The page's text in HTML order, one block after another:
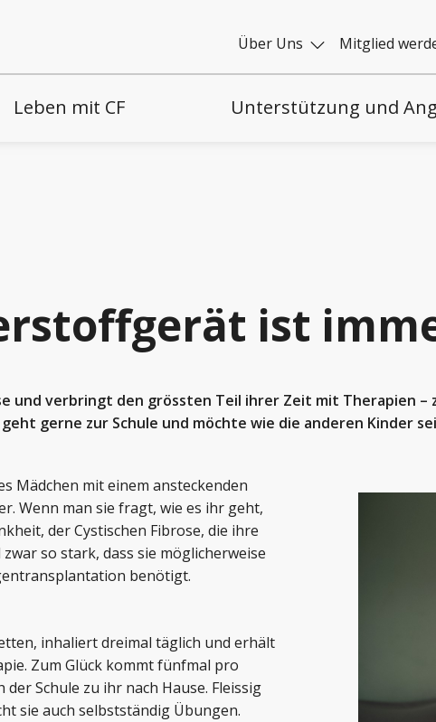
Über Uns Mitglied
Leben mit CF Unterstützung und
ist
und verbringt den grössten Teil ihrer Zeit mit Therapien –
gerne zur Schule und möchte wie die anderen Kinder
Mädchen mit einem ansteckenden
Wenn man sie fragt, wie es ihr geht,
der Cystischen Fibrose, die ihre
so stark, dass sie möglicherweise
benötigt.
inhaliert dreimal täglich und erhält
Zum Glück kommt fünfmal pro
Schule zu ihr nach Hause. Fleissig
sie auch selbstständig Übungen.